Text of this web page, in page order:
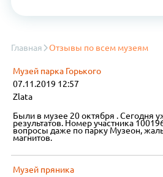
Главная Отзывы по всем музеям
Музей парка Горького
07.11.2019 12:57
Zlata
Были в музее 20 октября . Сегодня
результатов. Номер участника
вопросы даже по парку Музеон,
магнитов.
Музей пряника